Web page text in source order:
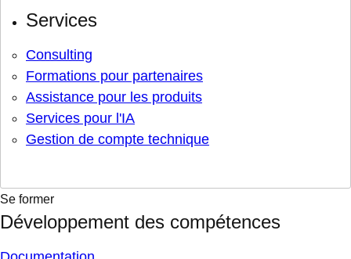
Services
Consulting
Formations pour partenaires
Assistance pour les produits
Services pour l'IA
Gestion de compte technique
Se former
Développement des compétences